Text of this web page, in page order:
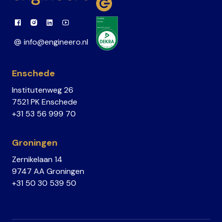
Link to Facebook
Link to Instagram
Link to Linkedin
Link to Youtube
info@engineero.nl
Enschede
Institutenweg 26
7521 PK Enschede
+31 53 56 999 70
Groningen
Zernikelaan 14
9747 AA Groningen
+31 50 30 539 50